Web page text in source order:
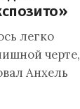
легко
черте,
Анхель